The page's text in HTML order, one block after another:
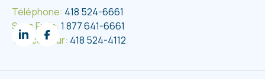
Téléphone: 418 524-6661
Sans Frais: 1 877 641-6661
Télécopieur: 418 524-4112